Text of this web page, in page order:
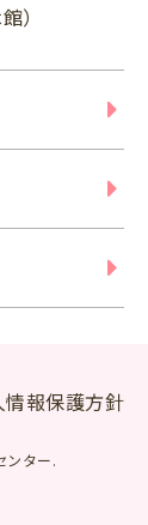
）
ンター.
情報保護方針